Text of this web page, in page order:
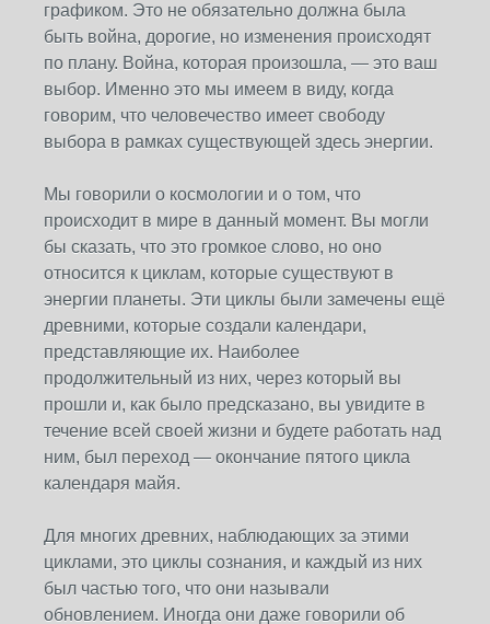
графиком. Это не обязательно должна была
быть война, дорогие, но изменения происходят
по плану. Война, которая произошла, — это ваш
выбор. Именно это мы имеем в виду, когда
говорим, что человечество имеет свободу
выбора в рамках существующей здесь энергии.
Мы говорили о космологии и о том, что
происходит в мире в данный момент. Вы могли
бы сказать, что это громкое слово, но оно
относится к циклам, которые существуют в
энергии планеты. Эти циклы были замечены ещё
древними, которые создали календари,
представляющие их. Наиболее
продолжительный из них, через который вы
прошли и, как было предсказано, вы увидите в
течение всей своей жизни и будете работать над
ним, был переход — окончание пятого цикла
календаря майя.
Для многих древних, наблюдающих за этими
циклами, это циклы сознания, и каждый из них
был частью того, что они называли
обновлением. Иногда они даже говорили об